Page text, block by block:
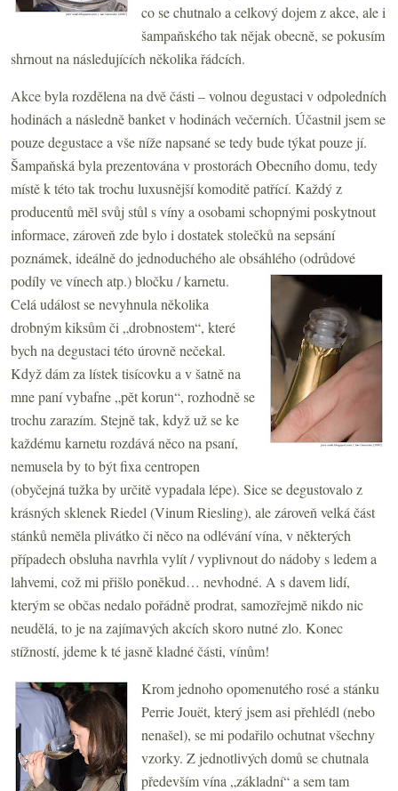
co se chutnalo a celkový dojem z akce, ale i
šampaňského tak nějak obecně, se pokusím
shrnout na následujících několika řádcích.
Akce byla rozdělena na dvě části – volnou degustaci v odpoledních
hodinách a následně banket v hodinách večerních. Účastnil jsem se
pouze degustace a vše níže napsané se tedy bude týkat pouze jí.
Šampaňská byla prezentována v prostorách Obecního domu, tedy
místě k této tak trochu luxusnější komoditě patřící. Každý z
producentů měl svůj stůl s víny a osobami schopnými poskytnout
informace, zároveň zde bylo i dostatek stolečků na sepsání
poznámek, ideálně do jednoduchého ale obsáhlého (odrůdové
podíly ve vínech atp.) bločku / karnetu.
Celá událost se nevyhnula několika
drobným kiksům či „drobnostem“, které
bych na degustaci této úrovně nečekal.
Když dám za lístek tisícovku a v šatně na
mne paní vybafne „pět korun“, rozhodně se
trochu zarazím. Stejně tak, když už se ke
každému karnetu rozdává něco na psaní,
nemusela by to být fixa centropen
(obyčejná tužka by určitě vypadala lépe). Sice se degustovalo z
krásných sklenek Riedel (Vinum Riesling), ale zároveň velká část
stánků neměla plivátko či něco na odlévání vína, v některých
případech obsluha navrhla vylít / vyplivnout do nádoby s ledem a
lahvemi, což mi přišlo poněkud… nevhodné. A s davem lidí,
kterým se občas nedalo pořádně prodrat, samozřejmě nikdo nic
neudělá, to je na zajímavých akcích skoro nutné zlo. Konec
stížností, jdeme k té jasně kladné části, vínům!
Krom jednoho opomenutého rosé a stánku
Perrie Jouët, který jsem asi přehlédl (nebo
nenašel), se mi podařilo ochutnat všechny
vzorky. Z jednotlivých domů se chutnala
především vína „základní“ a sem tam